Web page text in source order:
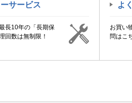
サービス
長10年の「長期保
回数は無制限！
よ
お買い
問はこ